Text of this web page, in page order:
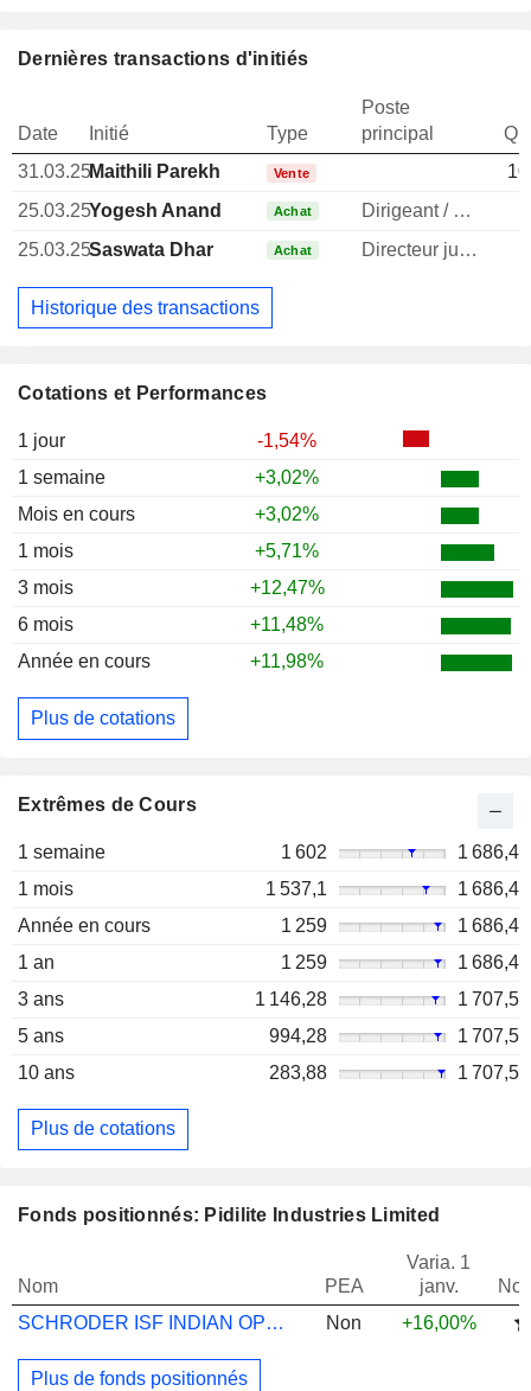
Cotations et Performances
1 jour
-1,54%
1 semaine
+3,02%
Mois en cours
+3,02%
1 mois
+5,71%
3 mois
+12,47%
6 mois
+11,48%
Année en cours
+11,98%
Plus de cotations
Extrêmes de Cours
1 semaine 1 602
1 686,4
1 mois
1 537,1
1 686,4
Année en cours
1 259
1 686,4
1 an
1 259
1 686,4
3 ans
1 146,28
1 707,5
5 ans
994,28
1 707,5
10 ans
283,88 1 707,5
Plus de cotations
Dernières transactions d'initiés
Date Initié Type
Poste
principal
31.03.25Maithili Parekh Vente
25.03.25Yogesh Anand Achat
Dirigeant / cadre principal
25.03.25Saswata Dhar Achat Directeur juridique
Historique des transactions
Fonds positionnés: Pidilite Industries Limited
Nom PEA
Varia. 1
janv.
SCHRODER ISF INDIAN OPPORTS I ACC USD
Non +16,00%
Plus de fonds positionnés